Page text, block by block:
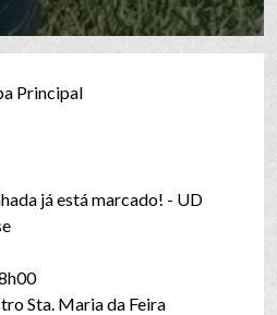
Principal
já está marcado! - UD
Sta. Maria da Feira